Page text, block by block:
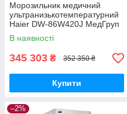
Морозильник медичний
ультранизькотемпературний
Haier DW-86W420J МедГруп
В наявності
345 303 ₴ 352 350 ₴
Купити
–2%